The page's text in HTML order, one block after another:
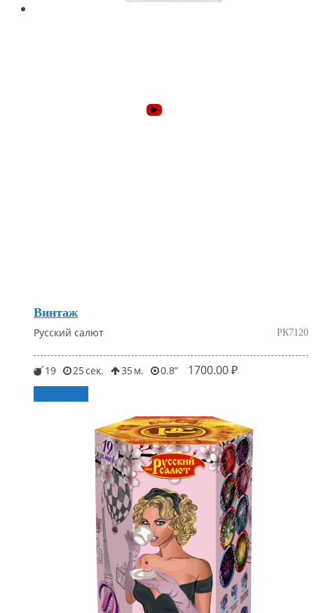
Винтаж
РК7120
Русский салют
19 25 35 0.8 1700.00₽